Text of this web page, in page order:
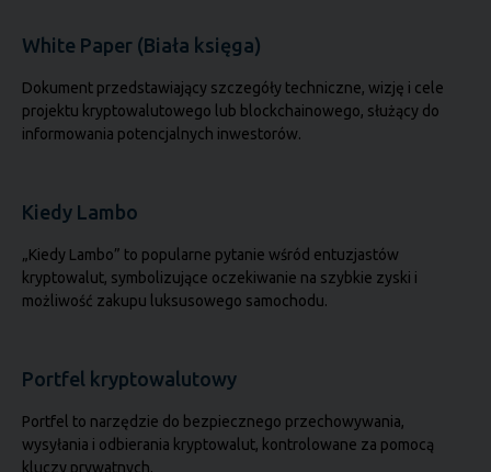
White Paper (Biała księga)
Dokument przedstawiający szczegóły techniczne, wizję i cele
projektu kryptowalutowego lub blockchainowego, służący do
informowania potencjalnych inwestorów.
Kiedy Lambo
„Kiedy Lambo” to popularne pytanie wśród entuzjastów
kryptowalut, symbolizujące oczekiwanie na szybkie zyski i
możliwość zakupu luksusowego samochodu.
Portfel kryptowalutowy
Portfel to narzędzie do bezpiecznego przechowywania,
wysyłania i odbierania kryptowalut, kontrolowane za pomocą
kluczy prywatnych.